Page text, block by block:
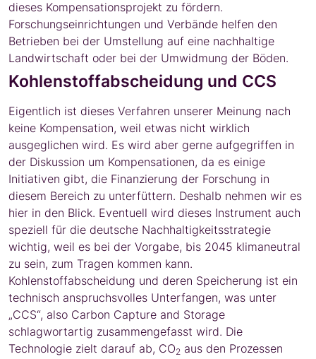
dieses Kompensationsprojekt zu fördern.
Forschungseinrichtungen und Verbände helfen den
Betrieben bei der Umstellung auf eine nachhaltige
Landwirtschaft oder bei der Umwidmung der Böden.
Kohlenstoffabscheidung und CCS
Eigentlich ist dieses Verfahren unserer Meinung nach
keine Kompensation, weil etwas nicht wirklich
ausgeglichen wird. Es wird aber gerne aufgegriffen in
der Diskussion um Kompensationen, da es einige
Initiativen gibt, die Finanzierung der Forschung in
diesem Bereich zu unterfüttern. Deshalb nehmen wir es
hier in den Blick. Eventuell wird dieses Instrument auch
speziell für die deutsche Nachhaltigkeitsstrategie
wichtig, weil es bei der Vorgabe, bis 2045 klimaneutral
zu sein, zum Tragen kommen kann.
Kohlenstoffabscheidung und deren Speicherung ist ein
technisch anspruchsvolles Unterfangen, was unter
„CCS“, also Carbon Capture and Storage
schlagwortartig zusammengefasst wird. Die
Technologie zielt darauf ab, CO2 aus den Prozessen